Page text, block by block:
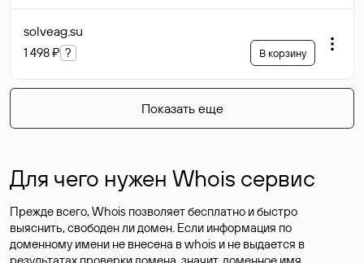
solveag.su
1 498 ₽ ? В корзину
Показать еще
Для чего нужен Whois сервис
Прежде всего, Whois позволяет бесплатно и быстро
выяснить, свободен ли домен. Если информация по
доменному имени не внесена в whois и не выдается в